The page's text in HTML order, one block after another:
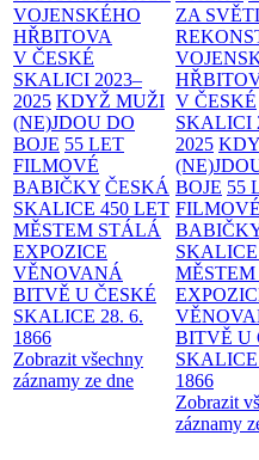
VOJENSKÉHO
HŘBITOVA
V ČESKÉ
SKALICI 2023–
2025 KDYŽ MUŽI
(NE)JDOU DO
BOJE 55 LET
FILMOVÉ
BABIČKY ČESKÁ
SKALICE 450 LET
MĚSTEM STÁLÁ
EXPOZICE
VĚNOVANÁ
BITVĚ U ČESKÉ
SKALICE 28. 6.
1866
Zobrazit všechny
záznamy ze dne
ZA
V ČESKÉ
SKALICI
2025
BOJE 55
FILMOVÉ
MĚSTEM
BITVĚ U
SKALICE
1866
Zobrazit
záznamy